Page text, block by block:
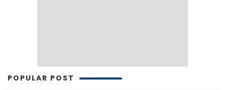
POPULAR POST